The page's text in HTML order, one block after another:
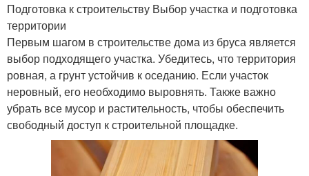
Подготовка к строительству Выбор участка и подготовка
территории
Первым шагом в строительстве дома из бруса является
выбор подходящего участка. Убедитесь, что территория
ровная, а грунт устойчив к оседанию. Если участок
неровный, его необходимо выровнять. Также важно
убрать все мусор и растительность, чтобы обеспечить
свободный доступ к строительной площадке.